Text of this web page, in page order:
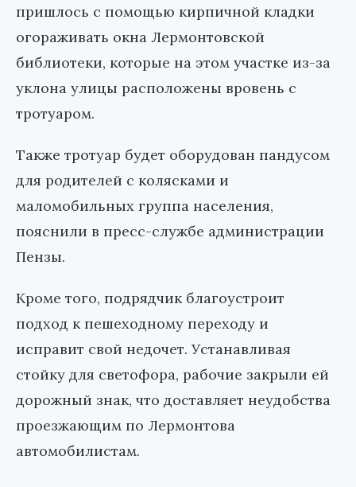
пришлось с помощью кирпичной кладки
огораживать окна Лермонтовской
библиотеки, которые на этом участке из-за
уклона улицы расположены вровень с
тротуаром.
Также тротуар будет оборудован пандусом
для родителей с колясками и
маломобильных группа населения,
пояснили в пресс-службе администрации
Пензы.
Кроме того, подрядчик благоустроит
подход к пешеходному переходу и
исправит свой недочет. Устанавливая
стойку для светофора, рабочие закрыли ей
дорожный знак, что доставляет неудобства
проезжающим по Лермонтова
автомобилистам.